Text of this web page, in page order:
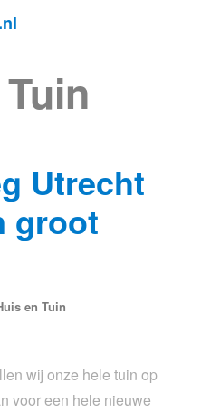
Utrecht
groot
en Tuin
wij onze hele tuin op
voor een hele nieuwe